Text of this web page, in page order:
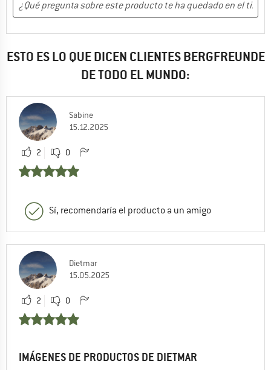
ESTO ES LO QUE DICEN CLIENTES BERGFREUNDE
DE TODO EL MUNDO:
Sabine
15.12.2025
2 0
Sí, recomendaría el producto a un amigo
Dietmar
15.05.2025
2 0
IMÁGENES DE PRODUCTOS DE DIETMAR